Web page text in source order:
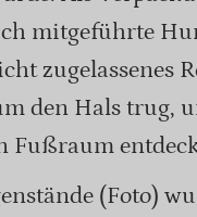
mitgeführte
zugelassenes
den Hals trug,
Fußraum
(Foto)